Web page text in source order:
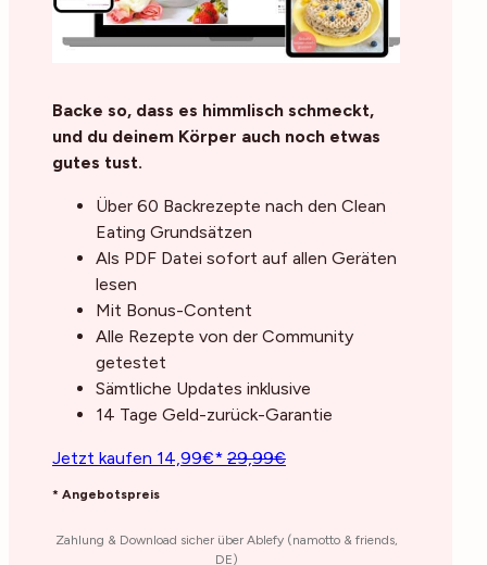
Backe so, dass es himmlisch schmeckt,
und du deinem Körper auch noch etwas
gutes tust.
Über 60 Backrezepte nach den Clean
Eating Grundsätzen
Als PDF Datei sofort auf allen Geräten
lesen
Mit Bonus-Content
Alle Rezepte von der Community
getestet
Sämtliche Updates inklusive
14 Tage Geld-zurück-Garantie
Jetzt kaufen 14,99€* 29,99€
* Angebotspreis
Zahlung & Download sicher über Ablefy (namotto & friends,
DE)